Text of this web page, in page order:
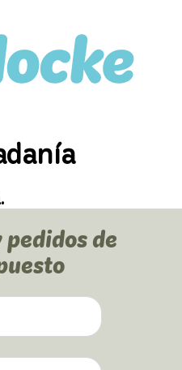
de